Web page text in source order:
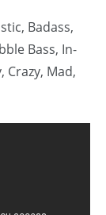
Badass,
Bass, In-
Crazy, Mad,